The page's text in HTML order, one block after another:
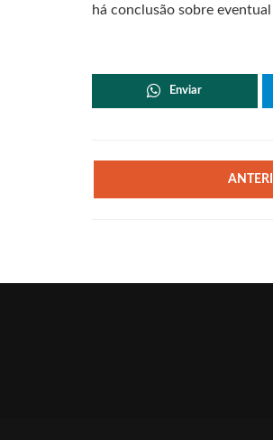
há conclusão sobre
Enviar